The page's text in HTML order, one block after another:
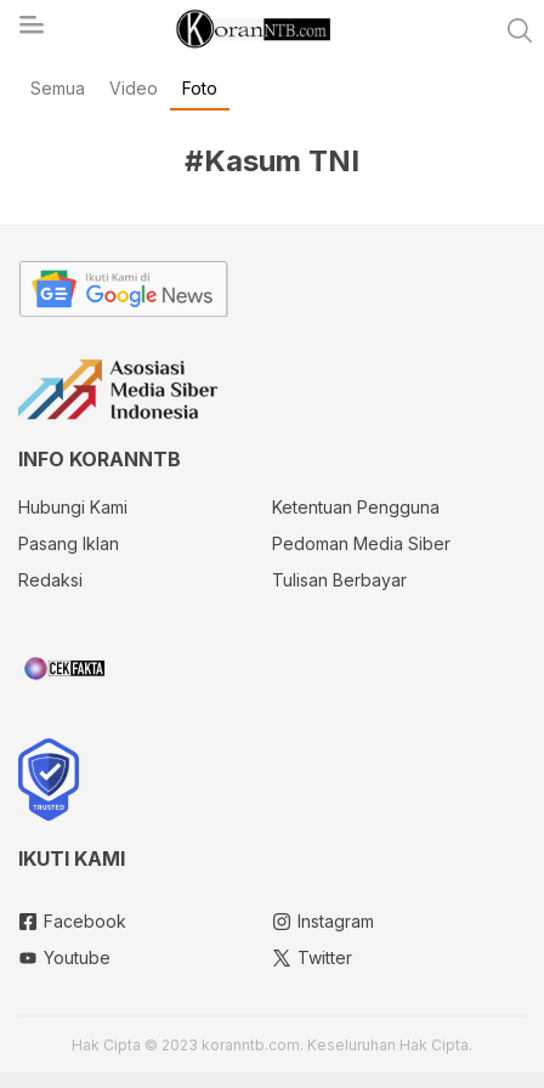
koranntb.com
Semua Video Foto
#Kasum TNI
INFO KORANNTB
Hubungi Kami
Ketentuan Pengguna
Pasang Iklan
Pedoman Media Siber
Redaksi
Tulisan Berbayar
IKUTI KAMI
Facebook
Instagram
Youtube
Twitter
Hak Cipta © 2023 koranntb.com. Keseluruhan Hak Cipta.